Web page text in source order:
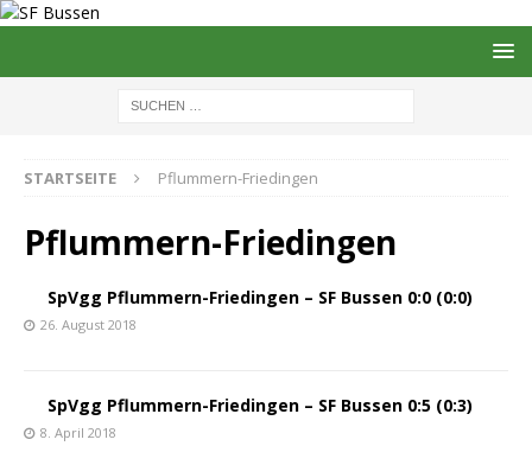
STARTSEITE Pflummern-Friedingen
Pflummern-Friedingen
SpVgg Pflummern-Friedingen – SF Bussen 0:0 (0:0)
26. August 2018
SpVgg Pflummern-Friedingen – SF Bussen 0:5 (0:3)
8. April 2018